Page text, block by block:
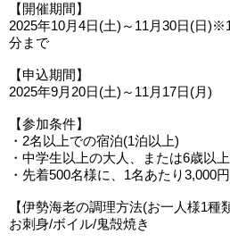
【開催期間】
2025年10月4日(土)～11月30日(日
分まで
【申込期間】
2025年9月20日(土)～11月17日(月)
【参加条件】
・2名以上での宿泊(1泊以上)
・中学生以上の大人、または6歳以
・先着500名様に、1名あたり3,000
【伊勢海老の調理方法(お一人様1種
お刺身/ボイル/鬼殻焼き